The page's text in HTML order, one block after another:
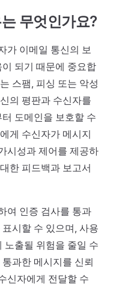
무엇인가요?
가 이메일 통신의 보
되기 때문에 중요합
스팸, 피싱 또는 악성
의 평판과 수신자를
도메인을 보호할 수
게 수신자가 메시지
시성과 제어를 제공하
한 피드백과 보고서
여 인증 검사를 통과
시할 수 있으며, 사용
노출될 위험을 줄일 수
과한 메시지를 신뢰
신자에게 전달할 수